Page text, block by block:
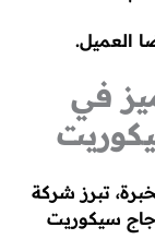
العميل.
في
تبرز شركة
سيكوريت